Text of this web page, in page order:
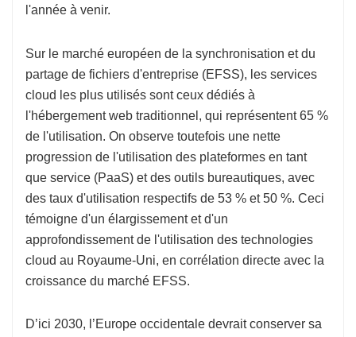
l'année à venir.
Sur le marché européen de la synchronisation et du
partage de fichiers d'entreprise (EFSS), les services
cloud les plus utilisés sont ceux dédiés à
l'hébergement web traditionnel, qui représentent 65 %
de l'utilisation. On observe toutefois une nette
progression de l'utilisation des plateformes en tant
que service (PaaS) et des outils bureautiques, avec
des taux d'utilisation respectifs de 53 % et 50 %. Ceci
témoigne d'un élargissement et d'un
approfondissement de l'utilisation des technologies
cloud au Royaume-Uni, en corrélation directe avec la
croissance du marché EFSS.
D’ici 2030, l’Europe occidentale devrait conserver sa